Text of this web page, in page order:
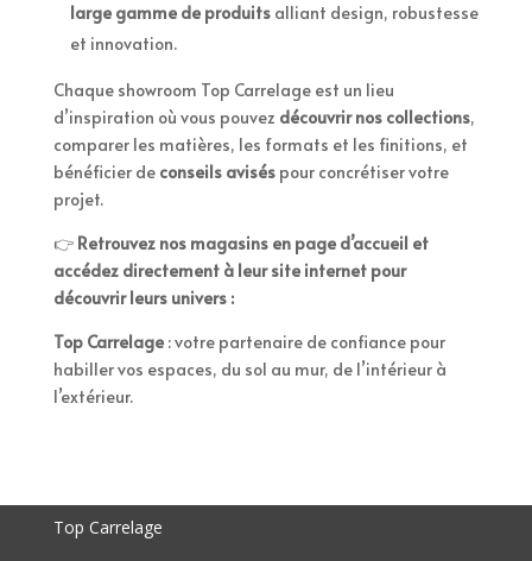
large gamme de produitsalliant design, robustesse
et innovation.
Chaque showroom Top Carrelage est un lieu
d’inspiration où vous pouvez découvrir nos collections,
comparer les matières, les formats et les finitions, et
bénéficier de conseils aviséspour concrétiser votre
projet.
👉 Retrouvez nos magasins en page d’accueil et
accédez directement à leur site internet pour
découvrir leurs univers :
Top Carrelage: votre partenaire de confiance pour
habiller vos espaces, du sol au mur, de l’intérieur à
l’extérieur.
Top Carrelage